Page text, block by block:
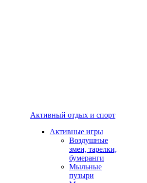
Активный отдых и спорт
Активные игры
Воздушные
змеи, тарелки,
бумеранги
Мыльные
пузыри